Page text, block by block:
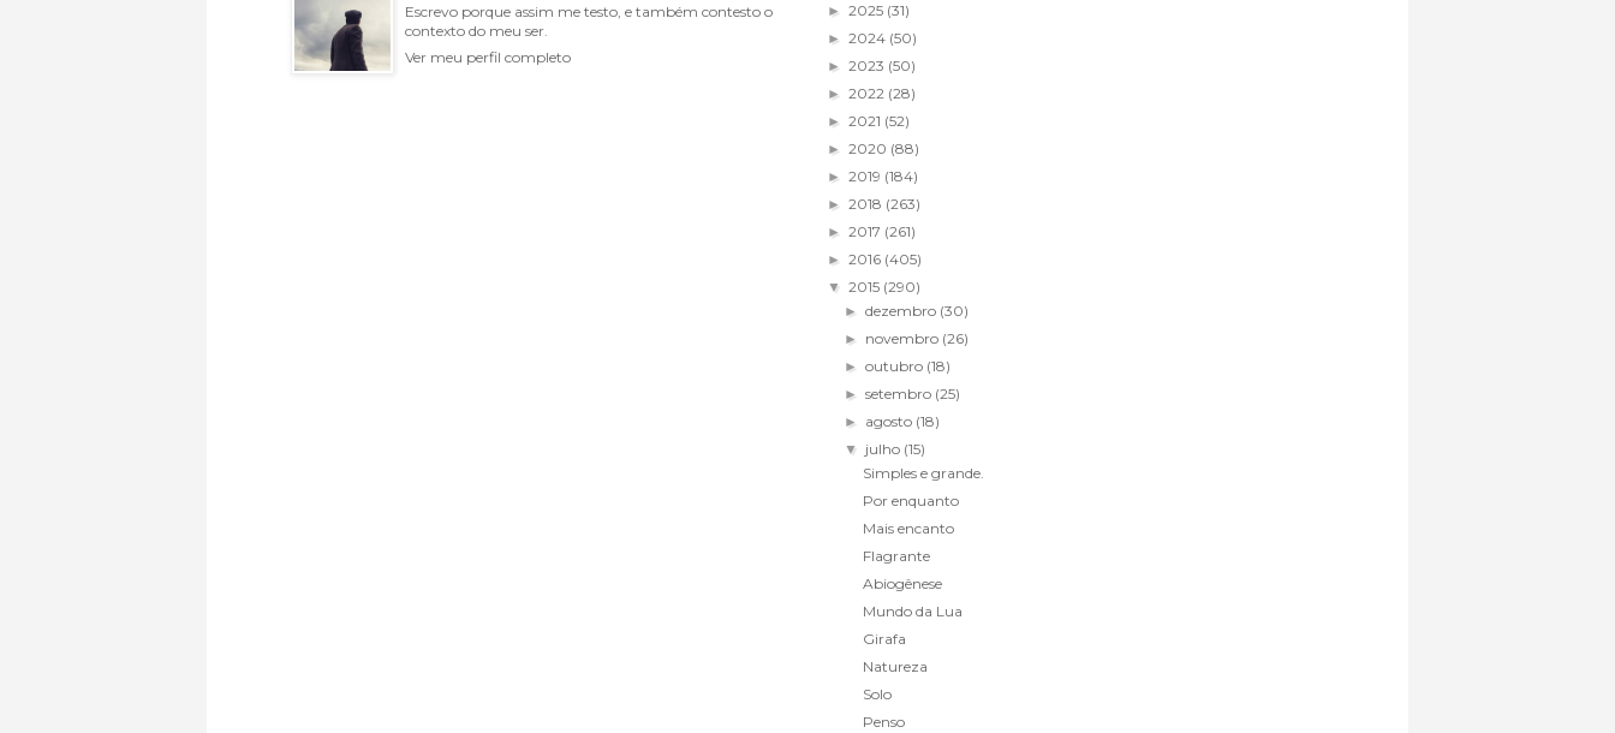
Escrevo porque assim me testo, e também contesto o
contexto do meu ser.
Ver meu perfil completo
► 2025 (31)
► 2024 (50)
► 2023 (50)
► 2022 (28)
► 2021 (52)
► 2020 (88)
► 2019 (184)
► 2018 (263)
► 2017 (261)
► 2016 (405)
▼ 2015 (290)
►dezembro (30)
► novembro (26)
►outubro (18)
►setembro (25)
► agosto (18)
▼ julho (15)
Simples e grande.
Por enquanto
Mais encanto
Flagrante
Abiogênese
Mundo da Lua
Girafa
Natureza
Solo
Penso